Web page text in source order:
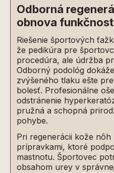
Odborná
obnova
Riešenie športových
že pedikúra pre
procedúra, ale údržba
Odborný podológ
zvýšeného tlaku ešte
bolesť. Profesionálne
odstránenie
pružná a schopná
pohybe.
Pri regenerácii kože
prípravkami, ktoré
mastnotu. Športovec
obsahom urey v